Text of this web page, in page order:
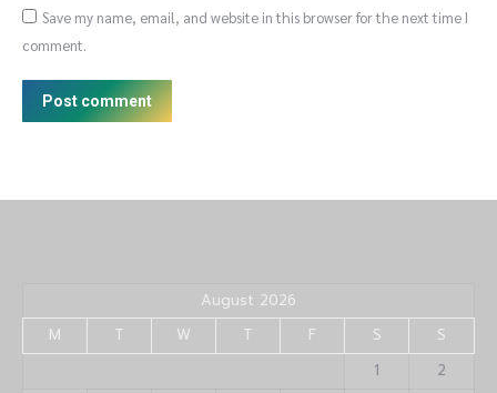
Save my name, email, and website in this browser for the next time I
comment.
Post comment
August 2026
M
T W T F S
S
1
2